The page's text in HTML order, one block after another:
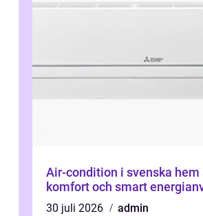
Air-condition i svenska hem svalka,
komfort och smart
30 juli 2026
admin